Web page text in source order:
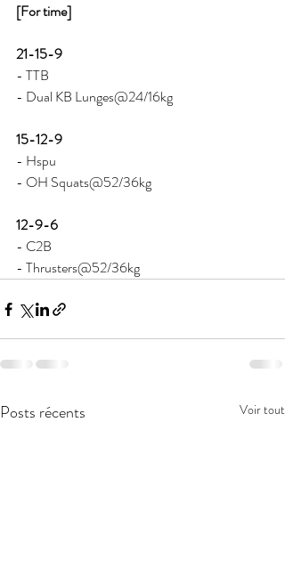
[For time]
21-15-9
- TTB
- Dual KB Lunges@24/16kg
15-12-9
- Hspu
- OH Squats@52/36kg
12-9-6
- C2B
- Thrusters@52/36kg
Posts récents Voir tout